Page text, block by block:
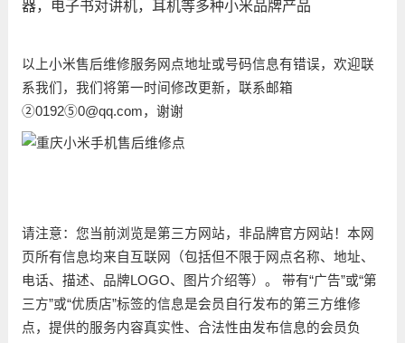
器，电子书对讲机，耳机等多种小米品牌产品
以上小米售后维修服务网点地址或号码信息有错误，欢迎联
系我们，我们将第一时间修改更新，联系邮箱
②0192⑤0@qq.com，谢谢
请注意：您当前浏览是第三方网站，非品牌官方网站！本网
页所有信息均来自互联网（包括但不限于网点名称、地址、
电话、描述、品牌LOGO、图片介绍等）。 带有“广告”或“第
三方”或“优质店”标签的信息是会员自行发布的第三方维修
点，提供的服务内容真实性、合法性由发布信息的会员负